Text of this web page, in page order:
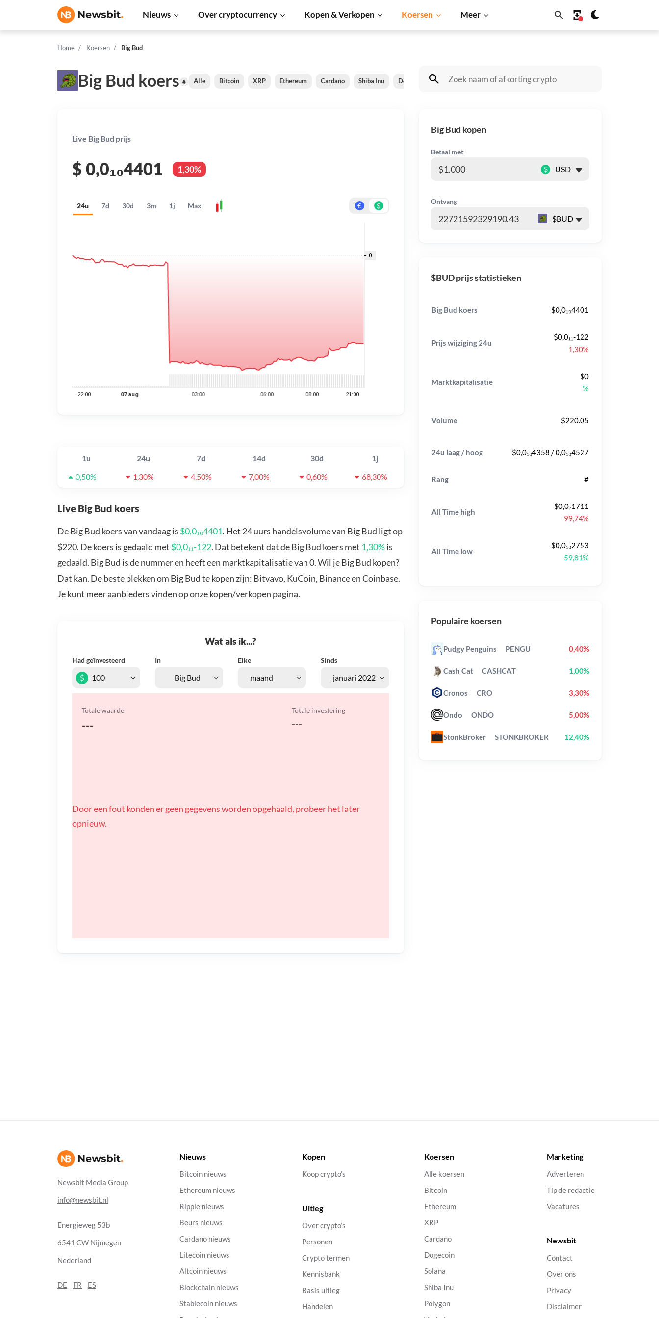
Nieuws Over cryptocurrency Kopen & Verkopen Koersen Meer
Home Koersen Big Bud
Big Bud koers # Alle Bitcoin XRP Ethereum Cardano Shiba Inu Dogecoin Solana BNB
Live Big Bud prijs
$ 0,0₁₀4401 1,30%
24u 7d 30d 3m 1j Max € $
1u 24u 7d 14d 30d
1j
0,50%
1,30% 4,50% 7,00% 0,60% 68,30%
Live Big Bud koers
De Big Bud koers van vandaag is $0,0₁₀4401. Het 24 uurs handelsvolume van Big Bud ligt op
$220. De koers is gedaald met $0,0₁₁-122. Dat betekent dat de Big Bud koers met 1,30%is
gedaald. Big Bud is de nummer en heeft een marktkapitalisatie van 0. Wil je Big Bud kopen?
Dat kan. De beste plekken om Big Bud te kopen zijn: Bitvavo, KuCoin, Binance en Coinbase.
Je kunt meer aanbieders vinden op onze kopen/verkopen pagina.
Wat als ik...?
Had geïnvesteerd In Elke Sinds
$
Totale waarde
---
Totale investering
---
Door een fout konden er geen gegevens worden opgehaald, probeer het later
opnieuw.
Big Bud kopen
Betaal met
$
Ontvang
$BUD prijs statistieken
Big Bud koers $0,0₁₀4401
Prijs wijziging 24u
$0,0₁₁-122
1,30%
Marktkapitalisatie
$0
%
Volume $220.05
24u laag / hoog $0,0₁₀4358 / 0,0₁₀4527
Rang #
All Time high
$0,0₇1711
99,74%
All Time low
$0,0₁₀2753
59,81%
Populaire koersen
Pudgy Penguins PENGU 0,40%
Cash Cat CASHCAT 1,00%
Cronos CRO 3,30%
Ondo ONDO 5,00%
StonkBroker STONKBROKER 12,40%
Newsbit Media Group
info@newsbit.nl
Energieweg 53b
6541 CW Nijmegen
Nederland
DE FR ES
Nieuws
Bitcoin nieuws
Ethereum nieuws
Ripple nieuws
Beurs nieuws
Cardano nieuws
Litecoin nieuws
Altcoin nieuws
Blockchain nieuws
Stablecoin nieuws
Kopen
Koop crypto’s
Uitleg
Over crypto’s
Personen
Crypto termen
Kennisbank
Basis uitleg
Handelen
Koersen
Alle koersen
Bitcoin
Ethereum
XRP
Cardano
Dogecoin
Solana
Shiba Inu
Polygon
Marketing
Adverteren
Tip de redactie
Vacatures
Newsbit
Contact
Over ons
Privacy
Disclaimer